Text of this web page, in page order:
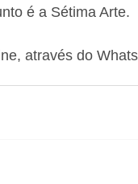
é a Sétima Arte.
através do